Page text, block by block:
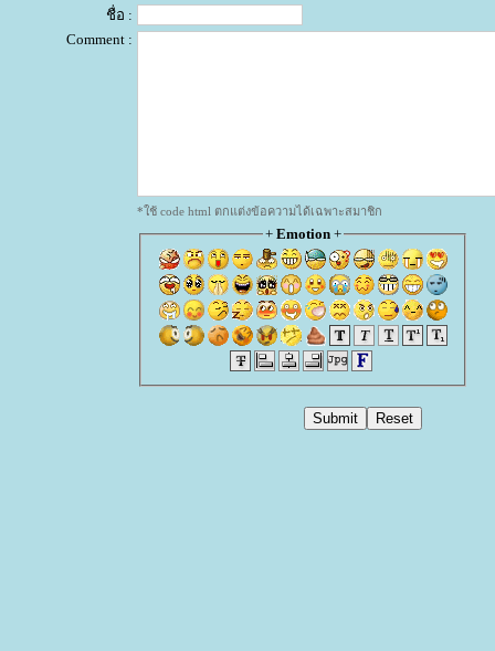
ชื่อ :
Comment :
*ใช้ code html ตกแต่งข้อความได้เฉพาะสมาชิก
+ Emotion+